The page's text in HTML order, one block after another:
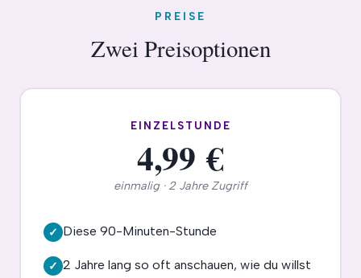
PREISE
Zwei Preisoptionen
EINZELSTUNDE
4,99 €
einmalig · 2 Jahre Zugriff
✓ Diese 90-Minuten-Stunde
✓ 2 Jahre lang so oft anschauen, wie du willst